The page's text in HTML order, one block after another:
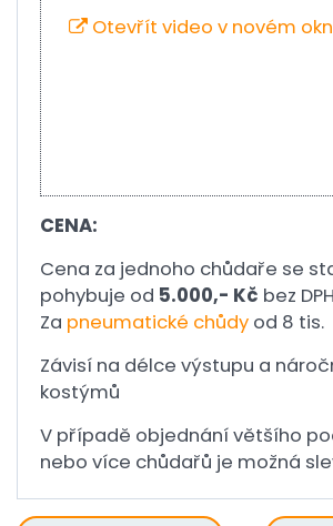
Otevřít video v novém
CENA:
Cena za jednoho chůdaře se
pohybuje od 5.000,- Kč bez
Za pneumatické chůdy od 8 tis.
Závisí na délce výstupu a
kostýmů
V případě objednání většího
nebo více chůdařů je možná